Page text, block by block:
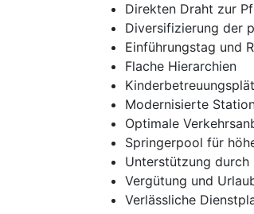
Direkten Draht zur
Diversifizierung der
Einführungstag und
Flache Hierarchien
Modernisierte
Optimale
Springerpool für
Unterstützung
Vergütung und
Verlässliche